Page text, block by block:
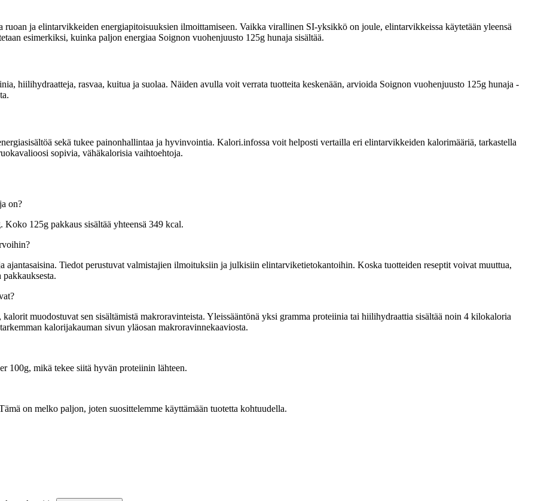
ja elintarvikkeiden energiapitoisuuksien ilmoittamiseen. Vaikka virallinen SI-yksikkö on joule, elintarvikkeissa käytetään yleensä
esimerkiksi, kuinka paljon energiaa Soignon vuohenjuusto 125g hunaja sisältää.
hiilihydraatteja, rasvaa, kuitua ja suolaa. Näiden avulla voit verrata tuotteita keskenään, arvioida Soignon vuohenjuusto 125g hunaja -
sekä tukee painonhallintaa ja hyvinvointia. Kalori.infossa voit helposti vertailla eri elintarvikkeiden kalorimääriä, tarkastella
sopivia, vähäkalorisia vaihtoehtoja.
on?
125g pakkaus sisältää yhteensä 349 kcal.
ajantasaisina. Tiedot perustuvat valmistajien ilmoituksiin ja julkisiin elintarviketietokantoihin. Koska tuotteiden reseptit voivat muuttua,
muodostuvat sen sisältämistä makroravinteista. Yleissääntönä yksi gramma proteiinia tai hiilihydraattia sisältää noin 4 kilokaloria
kalorijakauman sivun yläosan makroravinnekaaviosta.
100g, mikä tekee siitä hyvän proteiinin lähteen.
on melko paljon, joten suosittelemme käyttämään tuotetta kohtuudella.